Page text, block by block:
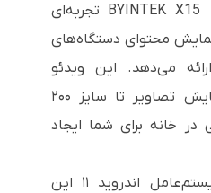
ویدئو پروژکتور بینتک BYINTEK X15 تجربه‌ای
محتوای دستگاه‌های
می‌دهد. این ویدئو
پروژکتور با توانایی نمایش تصاویر تا سایز ۲۰۰
در خانه برای شما ایجاد
طراحی جمع‌وجور و سیستم‌عامل اندروید ۱۱ این